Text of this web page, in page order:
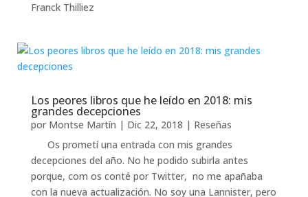
Franck Thilliez
Los peores libros que he leído en 2018: mis
grandes decepciones
por Montse Martín | Dic 22, 2018 | Reseñas
Os prometí una entrada con mis grandes
decepciones del año. No he podido subirla antes
porque, com os conté por Twitter, no me apañaba
con la nueva actualización. No soy una Lannister, pero